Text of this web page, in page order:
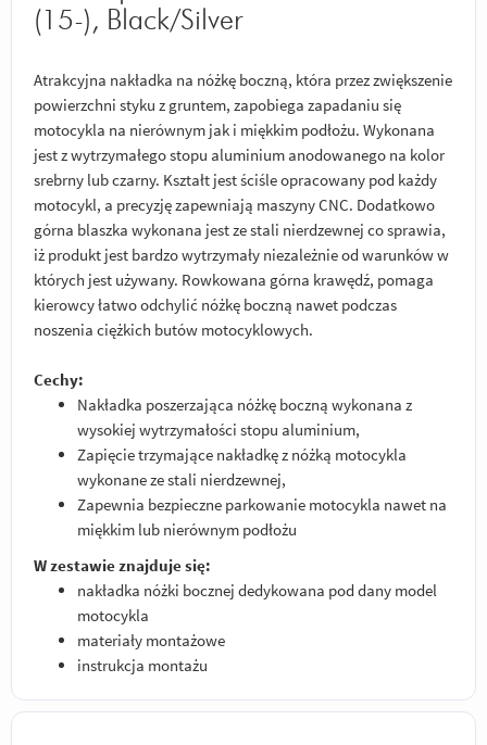
(15-), Black/Silver
Atrakcyjna nakładka na nóżkę boczną, która przez zwiększenie
powierzchni styku z gruntem, zapobiega zapadaniu się
motocykla na nierównym jak i miękkim podłożu. Wykonana
jest z wytrzymałego stopu aluminium anodowanego na kolor
srebrny lub czarny. Kształt jest ściśle opracowany pod każdy
motocykl, a precyzję zapewniają maszyny CNC. Dodatkowo
górna blaszka wykonana jest ze stali nierdzewnej co sprawia,
iż produkt jest bardzo wytrzymały niezależnie od warunków w
których jest używany. Rowkowana górna krawędź, pomaga
kierowcy łatwo odchylić nóżkę boczną nawet podczas
noszenia ciężkich butów motocyklowych.
Cechy:
Nakładka poszerzająca nóżkę boczną wykonana z
wysokiej wytrzymałości stopu aluminium,
Zapięcie trzymające nakładkę z nóżką motocykla
wykonane ze stali nierdzewnej,
Zapewnia bezpieczne parkowanie motocykla nawet na
miękkim lub nierównym podłożu
W zestawie znajduje się:
nakładka nóżki bocznej dedykowana pod dany model
motocykla
materiały montażowe
instrukcja montażu